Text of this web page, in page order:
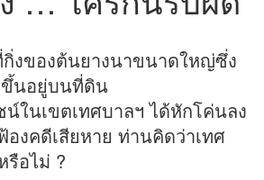
งของต้นยางนาขนาดใหญ่ซึ่ง
ขึ้นอยู่บนที่ดิน
ในเขตเทศบาลฯ ได้หักโค่นลง
งคดีเสียหาย ท่านคิดว่าเทศ
รือไม่ ?